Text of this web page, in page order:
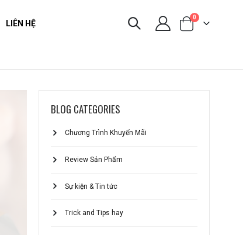
LIÊN HỆ
0
BLOG CATEGORIES
Chương Trình Khuyến Mãi
Review Sản Phẩm
Sự kiện & Tin tức
Trick and Tips hay